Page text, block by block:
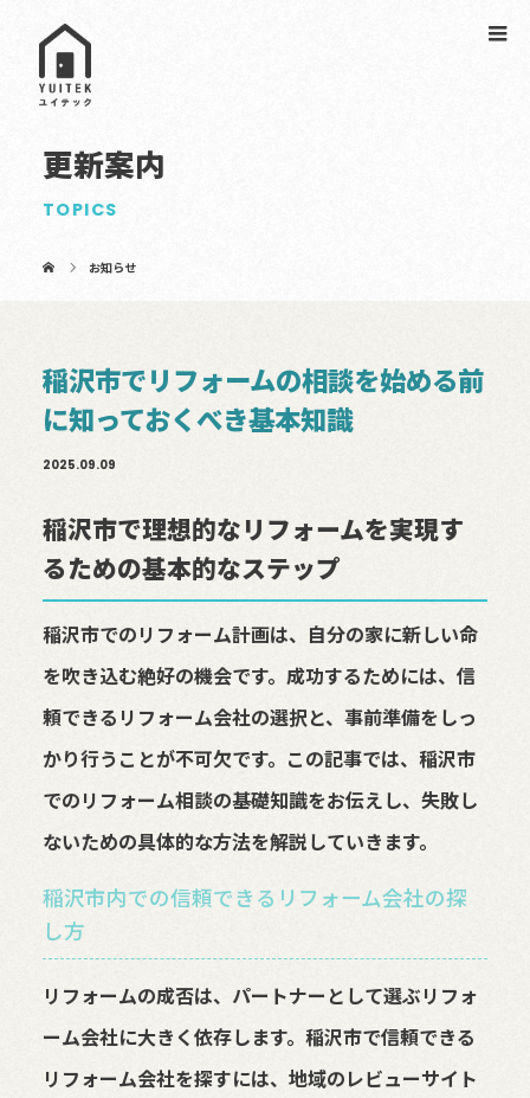
更新案内
TOPICS
お知らせ
稲沢市でリフォームの相談を始める前
に知っておくべき基本知識
2025.09.09
稲沢市で理想的なリフォームを実現す
るための基本的なステップ
稲沢市でのリフォーム計画は、自分の家に新しい命
を吹き込む絶好の機会です。成功するためには、信
頼できるリフォーム会社の選択と、事前準備をしっ
かり行うことが不可欠です。この記事では、稲沢市
でのリフォーム相談の基礎知識をお伝えし、失敗し
ないための具体的な方法を解説していきます。
稲沢市内での信頼できるリフォーム会社の探
し方
リフォームの成否は、パートナーとして選ぶリフォ
ーム会社に大きく依存します。稲沢市で信頼できる
リフォーム会社を探すには、地域のレビューサイト